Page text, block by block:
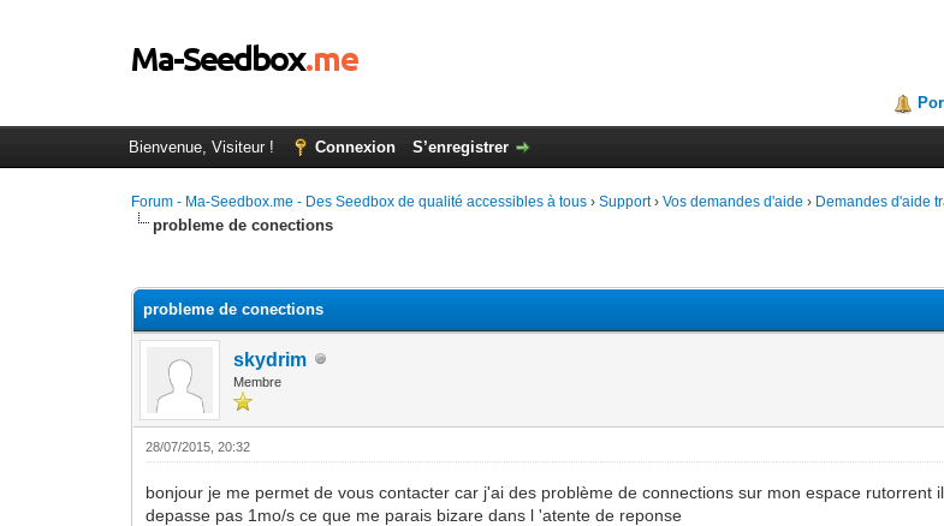
Bienvenue, Visiteur ! Connexion S’enregistrer
Forum - Ma-Seedbox.me - Des Seedbox de qualité accessibles à tous ›Support›Vos demandes d'aide › Demandes d'aide
probleme de conections
probleme de conections
skydrim
Membre
28/07/2015, 20:32
bonjour je me permet de vous contacter car j'ai des problème de connections sur mon espace
depasse pas 1mo/s ce que me parais bizare dans l 'atente de reponse